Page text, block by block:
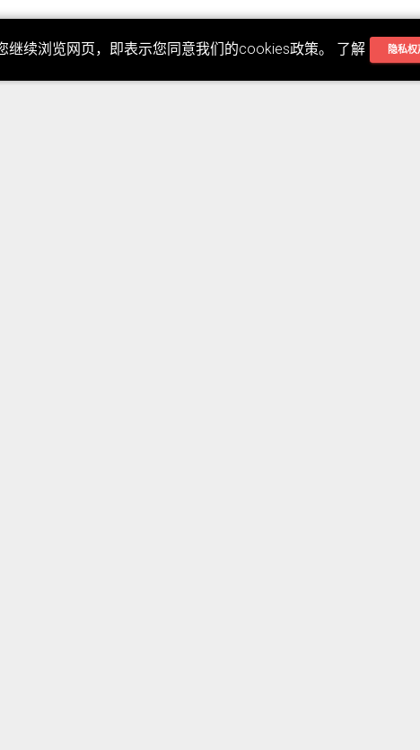
续浏览网页，即表示您同意我们的cookies政策。 了解 隐私权